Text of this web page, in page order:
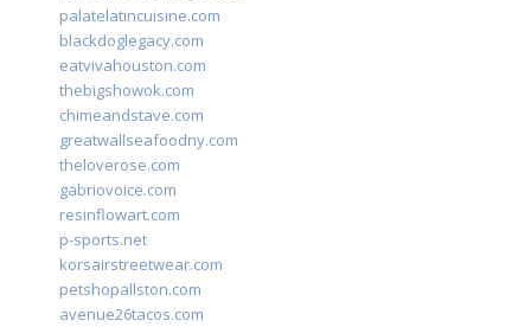
palatelatincuisine.com
blackdoglegacy.com
eatvivahouston.com
thebigshowok.com
chimeandstave.com
greatwallseafoodny.com
theloverose.com
gabriovoice.com
resinflowart.com
p-sports.net
korsairstreetwear.com
petshopallston.com
avenue26tacos.com